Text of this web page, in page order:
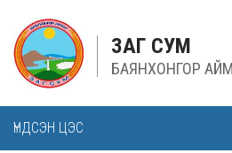
ЗАГ СУМ
БАЯНХОНГОР
ҮНДСЭН ЦЭС